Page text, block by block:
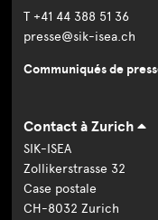
T +41 44 388 51 36
presse@sik-isea.ch
Communiqués de
Contact à Zurich
SIK-ISEA
Zollikerstrasse 32
Case postale
CH-8032 Zurich